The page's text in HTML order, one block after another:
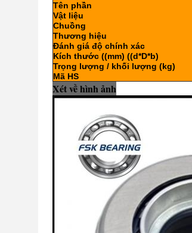
Tên phần
Vật liệu
Chuồng
Thương hiệu
Đánh giá độ chính xác
Kích thước ((mm) ((d*D*b)
Trọng lượng / khối lượng (kg)
Mã HS
Xét về hình ảnh